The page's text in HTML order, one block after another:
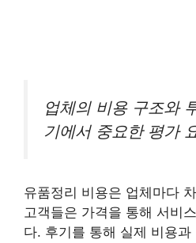
업체의 비용 구조와
기에서 중요한 평가
유품정리 비용은 업체마다
고객들은 가격을 통해 서비
다. 후기를 통해 실제 비용